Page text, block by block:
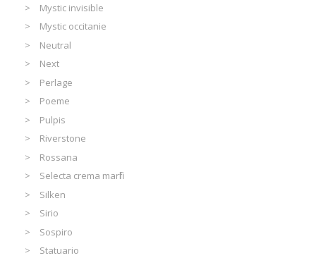
Mystic invisible
Mystic occitanie
Neutral
Next
Perlage
Poeme
Pulpis
Riverstone
Rossana
Selecta crema marfil
Silken
Sirio
Sospiro
Statuario